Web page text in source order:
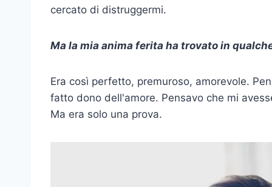
cercato di distruggermi.
Ma la mia anima ferita ha trovato in
Era così perfetto, premuroso, amorevole.
fatto dono dell'amore. Pensavo che mi
Ma era solo una prova.